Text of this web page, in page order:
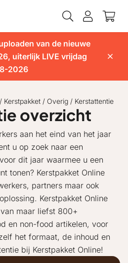
van de nieuwe
uiterlijk LIVE vrijdag
2026
/ Kerstpakket / Overig / Kerstattentie
overzicht
aan het eind van het jaar
u op zoek naar een
dit jaar waarmee u een
tonen? Kerstpakket Online
partners maar ook
Kerstpakket Online
maar liefst 800+
en non-food artikelen, voor
het formaat, de inhoud en
bij Kerstpakket Online!